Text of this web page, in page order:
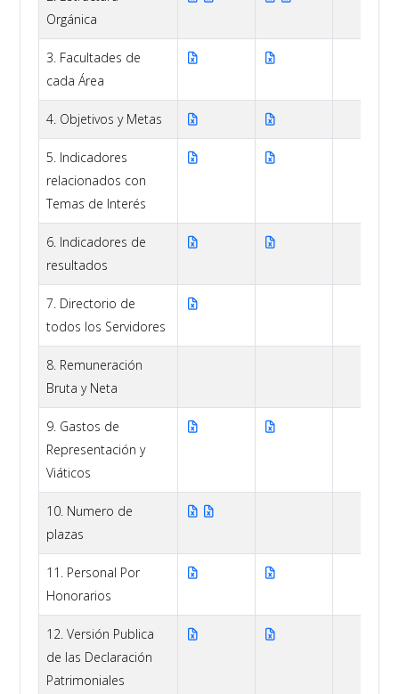
Orgánica
3. Facultades de
cada Área
4. Objetivos y Metas
5. Indicadores
relacionados con
Temas de Interés
6. Indicadores de
resultados
7. Directorio de
todos los Servidores
8. Remuneración
Bruta y Neta
9. Gastos de
Representación y
Viáticos
10. Numero de
plazas
11. Personal Por
Honorarios
12. Versión Publica
de las Declaración
Patrimoniales